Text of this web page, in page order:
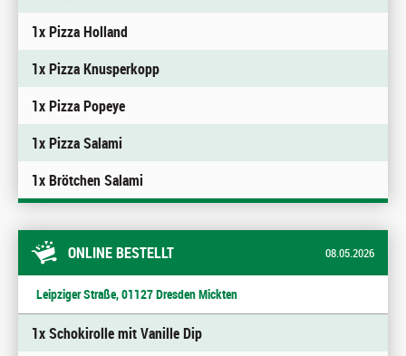
1x Pizza Holland
1x Pizza Knusperkopp
1x Pizza Popeye
1x Pizza Salami
1x Brötchen Salami
ONLINE BESTELLT 08.05.2026
Leipziger Straße, 01127 Dresden Mickten
1x Schokirolle mit Vanille Dip